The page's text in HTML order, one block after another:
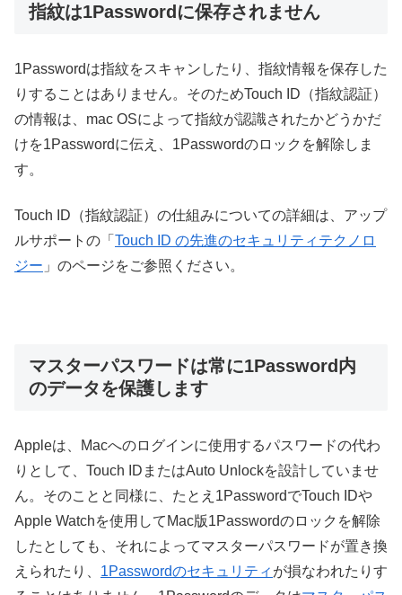
指紋は1Passwordに保存されません
1Passwordは指紋をスキャンしたり、指紋情報を保存した
りすることはありません。そのためTouch ID（指紋認証）
の情報は、mac OSによって指紋が認識されたかどうかだ
けを1Passwordに伝え、1Passwordのロックを解除しま
す。
Touch ID（指紋認証）の仕組みについての詳細は、アップ
ルサポートの「 Touch ID の先進のセキュリティテクノロ
ジー 」のページをご参照ください。
マスターパスワードは常に1Password内
のデータを保護します
Appleは、Macへのログインに使用するパスワードの代わ
りとして、Touch IDまたはAuto Unlockを設計していませ
ん。そのことと同様に、たとえ1PasswordでTouch IDや
Apple Watchを使用してMac版1Passwordのロックを解除
したとしても、それによってマスターパスワードが置き換
えられたり、 1Passwordのセキュリティ が損なわれたりす